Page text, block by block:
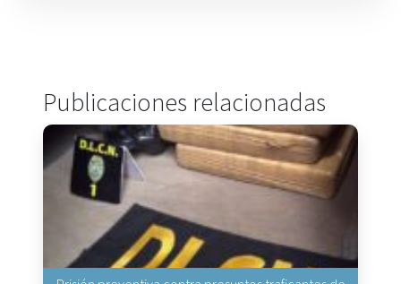
Publicaciones relacionadas